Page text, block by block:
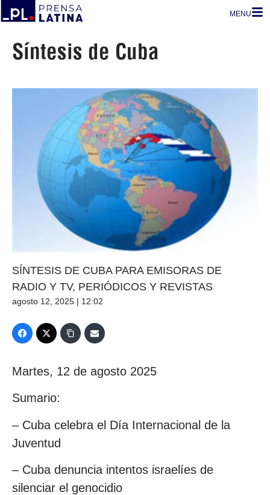
MENU
Síntesis de Cuba
SÍNTESIS DE CUBA PARA EMISORAS DE
RADIO Y TV, PERIÓDICOS Y REVISTAS
agosto 12, 2025 | 12:02
Martes, 12 de agosto 2025
Sumario:
– Cuba celebra el Día Internacional de la
Juventud
– Cuba denuncia intentos israelíes de
silenciar el genocidio